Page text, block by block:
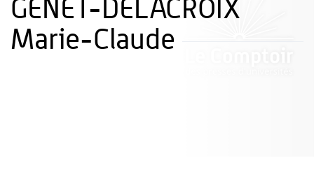
GENET-DELACROIX
Marie-Claude